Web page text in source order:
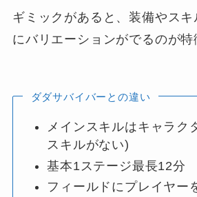
ギミックがあると、装備やス
にバリエーションがでるのが特
ダダサバイバーとの違い
メインスキルはキャラク
スキルがない)
基本1ステージ最長12分
フィールドにプレイヤー